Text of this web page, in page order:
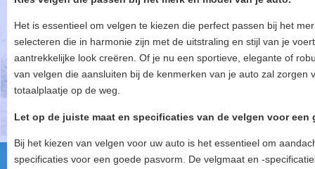
Het is essentieel om velgen te kiezen die perfect passen bij het
selecteren die in harmonie zijn met de uitstraling en stijl van je
aantrekkelijke look creëren. Of je nu een sportieve, elegante of
van velgen die aansluiten bij de kenmerken van je auto zal zorgen
totaalplaatje op de weg.
Let op de juiste maat en specificaties van de velgen voor een
Bij het kiezen van velgen voor uw auto is het essentieel om
specificaties voor een goede pasvorm. De velgmaat en -